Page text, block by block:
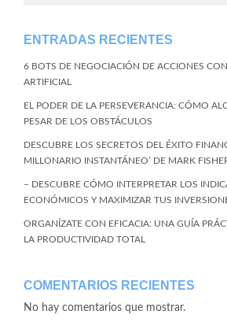
ENTRADAS RECIENTES
6 BOTS DE NEGOCIACIÓN DE ACCIONES
ARTIFICIAL
EL PODER DE LA PERSEVERANCIA: CÓMO
PESAR DE LOS OBSTÁCULOS
DESCUBRE LOS SECRETOS DEL ÉXITO
MILLONARIO INSTANTÁNEO’ DE MARK
– DESCUBRE CÓMO INTERPRETAR LOS
ECONÓMICOS Y MAXIMIZAR TUS
ORGANÍZATE CON EFICACIA: UNA GUÍA
LA PRODUCTIVIDAD TOTAL
COMENTARIOS RECIENTES
No hay comentarios que mostrar.